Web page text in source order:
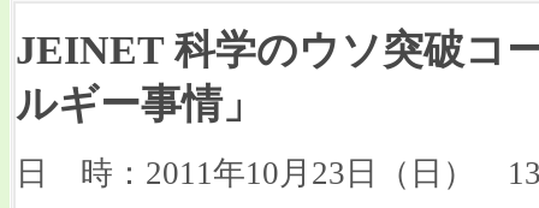
JEINET 科学のウソ突破コ
ルギー事情」
日 時：2011年10月23日（日）